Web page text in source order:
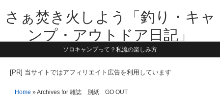
さぁ焚き火しよう「釣り・キャ
ンプ・アウトドア日記」
【テーマは子供と一緒に本気で遊ぶ】1981年うまれ・横浜在住。妻と3
す。同じ世代のお父さんに読んで頂けたら嬉しいです！よろしくお願い
ソロキャンプって？私流の楽しみ方
[PR] 当サイトではアフィリエイト広告を利用しています
Home » Archives for 雑誌 別紙 GO OUT